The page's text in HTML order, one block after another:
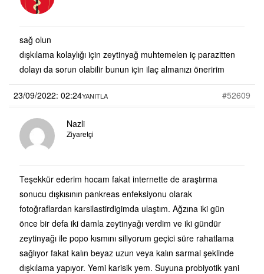
sağ olun
dışkılama kolaylığı için zeytinyağ muhtemelen iç parazitten
dolayı da sorun olabilir bunun için ilaç almanızı öneririm
23/09/2022: 02:24 #52609
YANITLA
Nazli
Ziyaretçi
Teşekkür ederim hocam fakat internette de araştırma
sonucu dışkısının pankreas enfeksiyonu olarak
fotoğraflardan karsilastirdigimda ulaştım. Ağzına iki gün
önce bir defa iki damla zeytinyağı verdim ve iki gündür
zeytinyağı ile popo kısmını siliyorum geçici süre rahatlama
sağlıyor fakat kalın beyaz uzun veya kalın sarmal şeklinde
dışkılama yapıyor. Yemi karisik yem. Suyuna probiyotik yani